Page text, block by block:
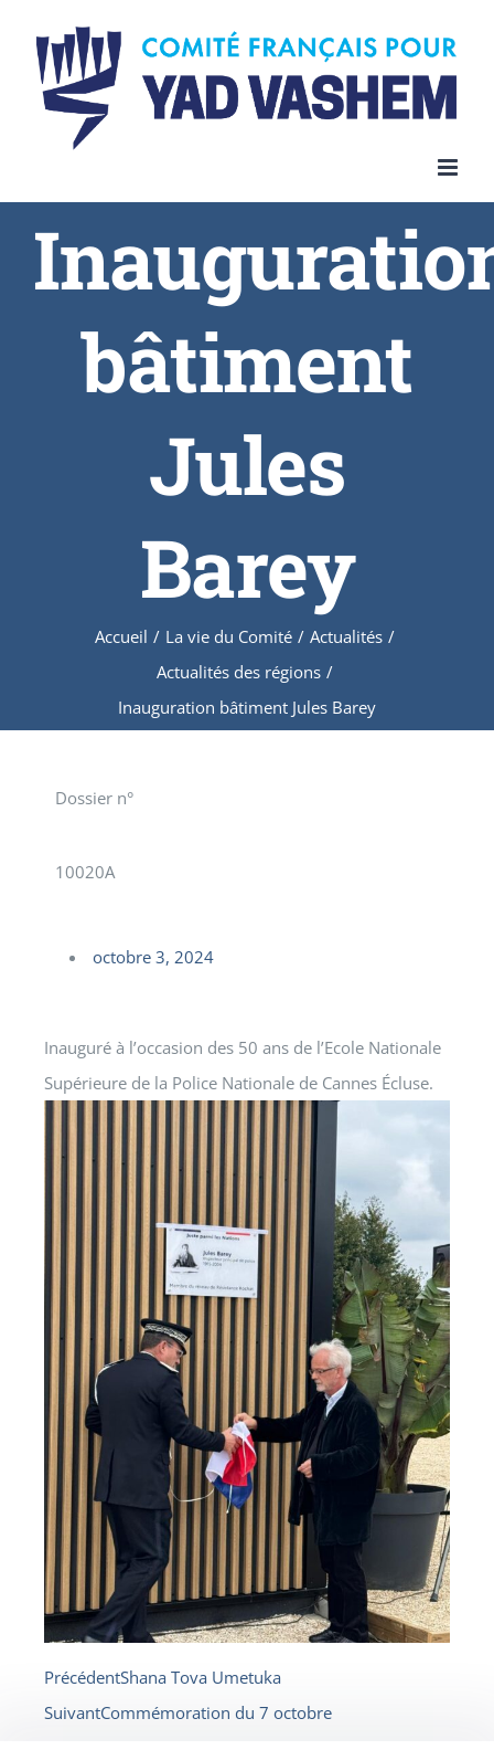
bâtiment
Jules
Barey
Accueil / La vie du Comité / Actualités /
Actualités des régions /
Inauguration bâtiment Jules Barey
Dossier n°
10020A
octobre 3, 2024
Inauguré à l’occasion des 50 ans de l’Ecole Nationale
Supérieure de la Police Nationale de Cannes Écluse.
PrécédentShana Tova Umetuka
SuivantCommémoration du 7 octobre